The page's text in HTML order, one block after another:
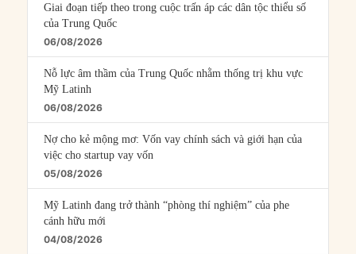
Giai đoạn tiếp theo trong cuộc trấn áp các dân tộc thiểu số
của Trung Quốc
06/08/2026
Nỗ lực âm thầm của Trung Quốc nhằm thống trị khu vực
Mỹ Latinh
06/08/2026
Nợ cho kẻ mộng mơ: Vốn vay chính sách và giới hạn của
việc cho startup vay vốn
05/08/2026
Mỹ Latinh đang trở thành “phòng thí nghiệm” của phe
cánh hữu mới
04/08/2026